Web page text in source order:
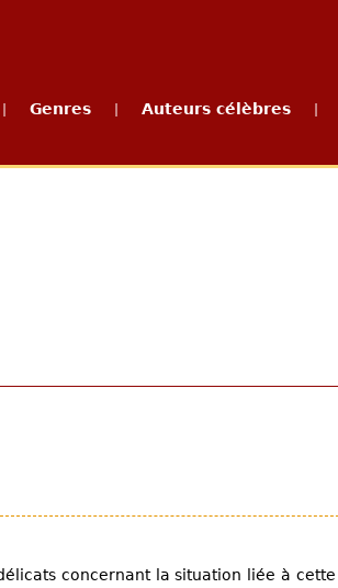
Genres Auteurs célèbres
concernant la situation liée à cette